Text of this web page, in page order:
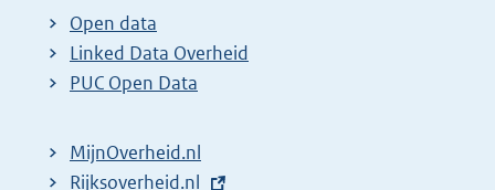
t
e
r
l
Open data
Linked Data Overheid
PUC Open Data
MijnOverheid.nl
E
Rijksoverheid.nl